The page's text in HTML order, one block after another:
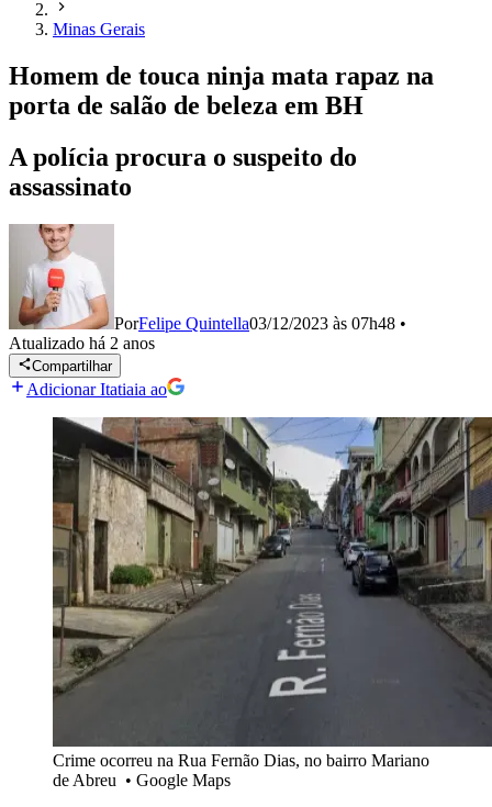
Minas Gerais
Homem de touca ninja mata rapaz na
porta de salão de beleza em BH
A polícia procura o suspeito do
assassinato
PorFelipe Quintella03/12/2023 às 07h48 •
Atualizado há 2 anos
Compartilhar
Adicionar Itatiaia ao
Crime ocorreu na Rua Fernão Dias, no bairro Mariano
de Abreu • Google Maps